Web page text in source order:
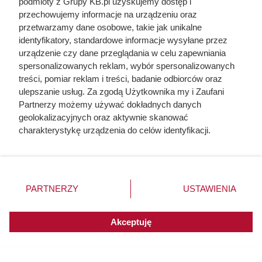
Cafe D’Or
Drugi 50% taniej
Wszystkie worki na śmieci 2+1 gratis
przechowujemy informacje na urządzeniu oraz
przetwarzamy dane osobowe, takie jak unikalne
identyfikatory, standardowe informacje wysyłane przez
urządzenie czy dane przeglądania w celu zapewniania
spersonalizowanych reklam, wybór spersonalizowanych
treści, pomiar reklam i treści, badanie odbiorców oraz
ulepszanie usług. Za zgodą Użytkownika my i Zaufani
Partnerzy możemy używać dokładnych danych
geolokalizacyjnych oraz aktywnie skanować
charakterystykę urządzenia do celów identyfikacji.
zmienić/wycofać klikając przycisk ustawień prywatności
znajdujący się w lewym dolnym rogu strony. Niektóre
użytkownika, ale masz prawo sprzeciwić się takiemu
przetwarzaniu. Preferencje będą miały zastosowania do
PARTNERZY USTAWIENIA
Akceptuję